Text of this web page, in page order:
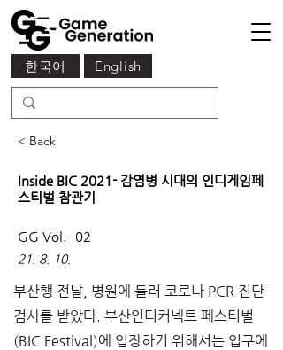
English
한국어
< Back
Inside BIC 2021- 감염병 시대의 인디게임페
스티벌 참관기
GG Vol. 02
21. 8. 10.
부산행 전날, 병원에 들러 코로나 PCR 진단
검사를 받았다. 부산인디커넥트 페스티벌
(BIC Festival)에 입장하기 위해서는 입구에